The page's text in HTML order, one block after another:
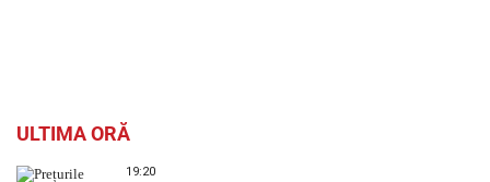
ULTIMA ORĂ
19:20